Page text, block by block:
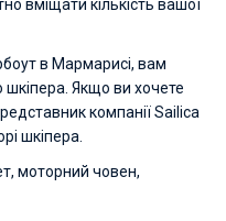
вміщати кількість вашої
в Мармарисі, вам
шкіпера. Якщо ви хочете
компанії Sailica
шкіпера.
моторний човен,